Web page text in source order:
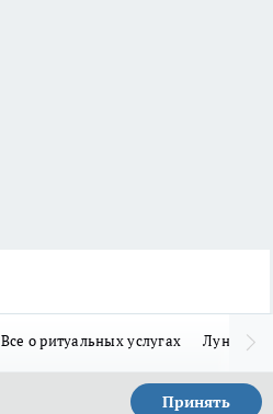
Все о ритуальных услугах Лунно-
Принять